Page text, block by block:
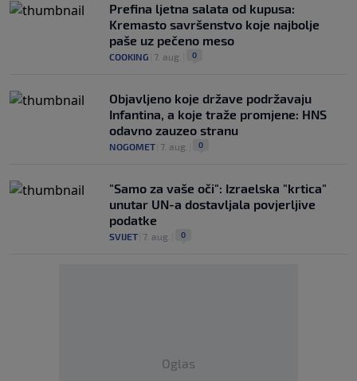
Prefina ljetna salata od kupusa:
Kremasto savršenstvo koje najbolje
paše uz pečeno meso
COOKING 7. aug. 0
Objavljeno koje države podržavaju
Infantina, a koje traže promjene: HNS
odavno zauzeo stranu
NOGOMET 7. aug. 0
"Samo za vaše oči": Izraelska "krtica"
unutar UN-a dostavljala povjerljive
podatke
SVIJET 7. aug. 0
Oglas